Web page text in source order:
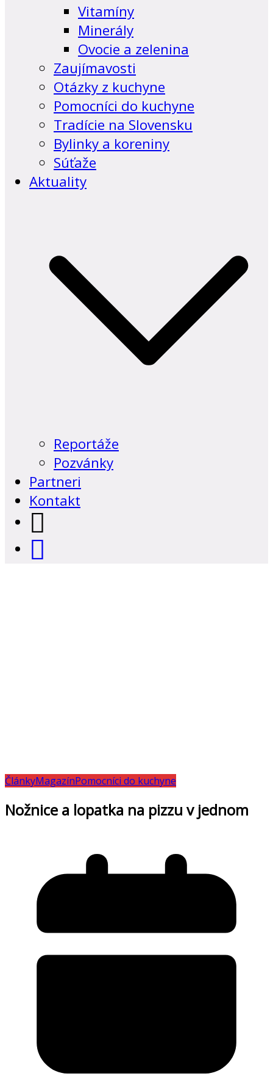
Vitamíny
Minerály
Ovocie a zelenina
Zaujímavosti
Otázky z kuchyne
Pomocníci do kuchyne
Tradície na Slovensku
Bylinky a koreniny
Súťaže
Aktuality
Reportáže
Pozvánky
Partneri
Kontakt
ČlánkyMagazínPomocníci do kuchyne
Nožnice a lopatka na pizzu v jednom